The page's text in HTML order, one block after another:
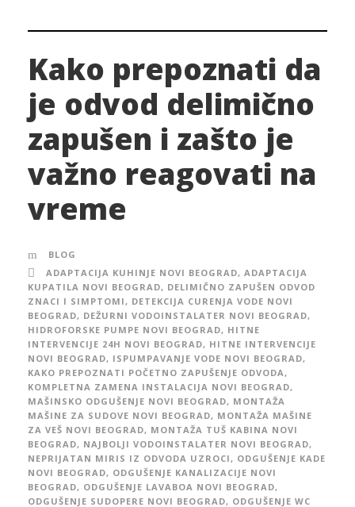
Kako prepoznati da
je odvod delimično
zapušen i zašto je
važno reagovati na
vreme
BLOG
ADAPTACIJA KUHINJE NOVI BEOGRAD, ADAPTACIJA
KUPATILA NOVI BEOGRAD, DELIMIČNO ZAPUŠEN ODVOD
ZNACI I SIMPTOMI , DETEKCIJA CURENJA VODE NOVI
BEOGRAD, DEŽURNI VODOINSTALATER NOVI BEOGRAD,
HIDROFORSKE PUMPE NOVI BEOGRAD, HITNE
INTERVENCIJE 24H NOVI BEOGRAD, HITNE INTERVENCIJE
NOVI BEOGRAD, ISPUMPAVANJE VODE NOVI BEOGRAD,
KAKO PREPOZNATI POČETNO ZAPUŠENJE ODVODA ,
KOMPLETNA ZAMENA INSTALACIJA NOVI BEOGRAD,
MAŠINSKO ODGUŠENJE NOVI BEOGRAD, MONTAŽA
MAŠINE ZA SUDOVE NOVI BEOGRAD, MONTAŽA MAŠINE
ZA VEŠ NOVI BEOGRAD, MONTAŽA TUŠ KABINA NOVI
BEOGRAD, NAJBOLJI VODOINSTALATER NOVI BEOGRAD,
NEPRIJATAN MIRIS IZ ODVODA UZROCI , ODGUŠENJE KADE
NOVI BEOGRAD, ODGUŠENJE KANALIZACIJE NOVI
BEOGRAD, ODGUŠENJE LAVABOA NOVI BEOGRAD,
ODGUŠENJE SUDOPERE NOVI BEOGRAD, ODGUŠENJE WC